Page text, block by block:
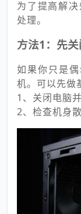
为了提高解
处理。
方法1：先
如果你只是
机。可以先做
1、关闭电脑
2、检查机身